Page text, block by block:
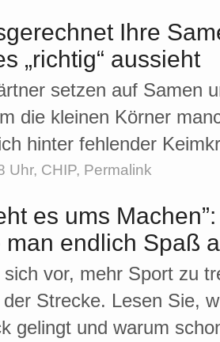
Ihre
„richtig“ aussieht
setzen auf Samen
die kleinen Körner
hinter fehlender
Uhr, CHIP, Permalink
es ums
man endlich Spaß
vor, mehr Sport zu
Strecke. Lesen Sie,
gelingt und warum